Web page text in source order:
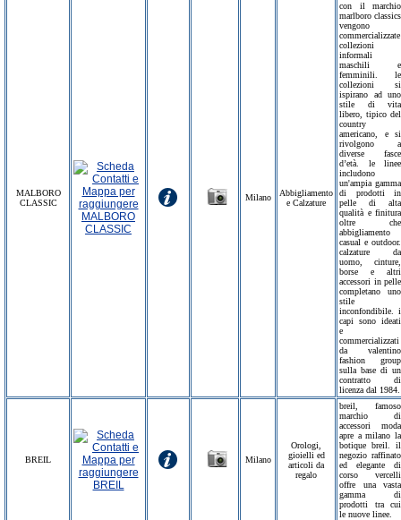
MALBORO
CLASSIC
Milano
Abbigliamento
e Calzature
con il marchio
marlboro classics
vengono
commercializzate
collezioni
informali
maschili e
femminili. le
collezioni si
ispirano ad uno
stile di vita
libero, tipico del
country
americano, e si
rivolgono a
diverse fasce
d’età. le linee
includono
un'ampia gamma
di prodotti in
pelle di alta
qualità e finitura
oltre che
abbigliamento
casual e outdoor.
calzature da
uomo, cinture,
borse e altri
accessori in pelle
completano uno
stile
inconfondibile. i
capi sono ideati
e
commercializzati
da valentino
fashion group
sulla base di un
contratto di
licenza dal 1984.
BREIL Milano
Orologi,
gioielli ed
articoli da
regalo
breil, famoso
marchio di
accessori moda
apre a milano la
botique breil. il
negozio raffinato
ed elegante di
corso vercelli
offre una vasta
gamma di
prodotti tra cui
le nuove linee.